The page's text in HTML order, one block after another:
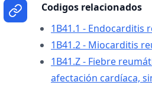
Codigos relacionados
1B41.1 - Endocarditis
1B41.2 - Miocarditis
1B41.Z - Fiebre
afectación cardíaca,